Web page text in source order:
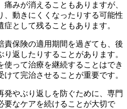
みが消えることもありますが、
、動きにくくなったりする可能性
として残ることもあります。
責保険の適用期間を過ぎても、後
返したりすることがあります。
使って治療を継続することはでき
て完治させることが重要です。
発やぶり返しを防ぐために、専門
要なケアを続けることが大切で